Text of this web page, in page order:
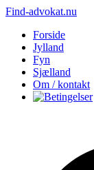
Find-advokat.nu
Forside
Jylland
Fyn
Sjælland
Om / kontakt